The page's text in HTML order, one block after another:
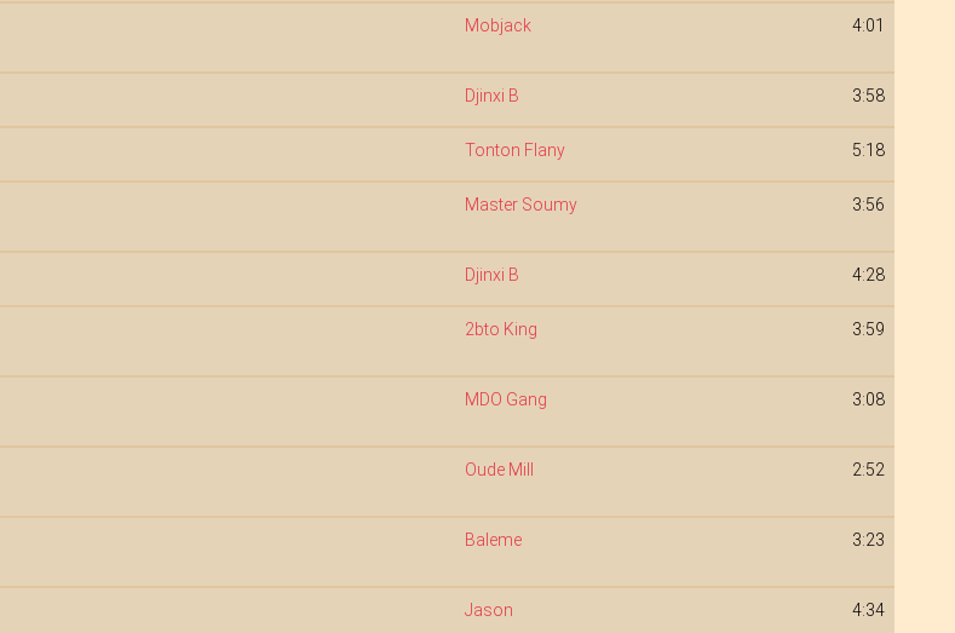
Mobjack 4:01
Djinxi B 3:58
Tonton Flany 5:18
Master Soumy 3:56
Djinxi B 4:28
2bto King 3:59
MDO Gang 3:08
Oude Mill 2:52
Baleme 3:23
Jason 4:34